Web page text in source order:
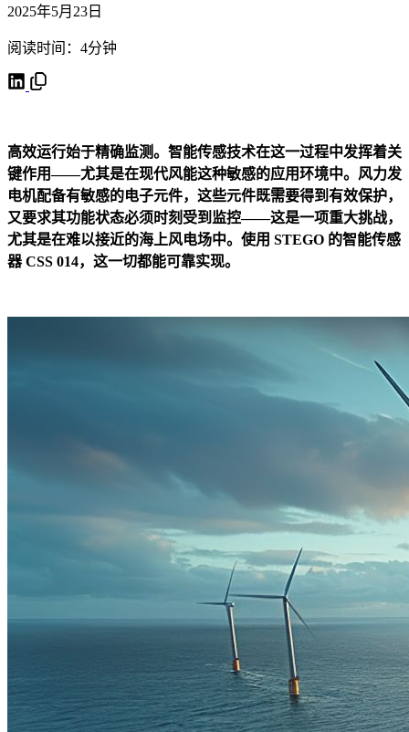
2025年5月23日
阅读时间：4分钟
高效运行始于精确监测。智能传感技术在这一过程中发挥着关
键作用——尤其是在现代风能这种敏感的应用环境中。风力发
电机配备有敏感的电子元件，这些元件既需要得到有效保护，
又要求其功能状态必须时刻受到监控——这是一项重大挑战，
尤其是在难以接近的海上风电场中。使用 STEGO 的智能传感
器 CSS 014，这一切都能可靠实现。